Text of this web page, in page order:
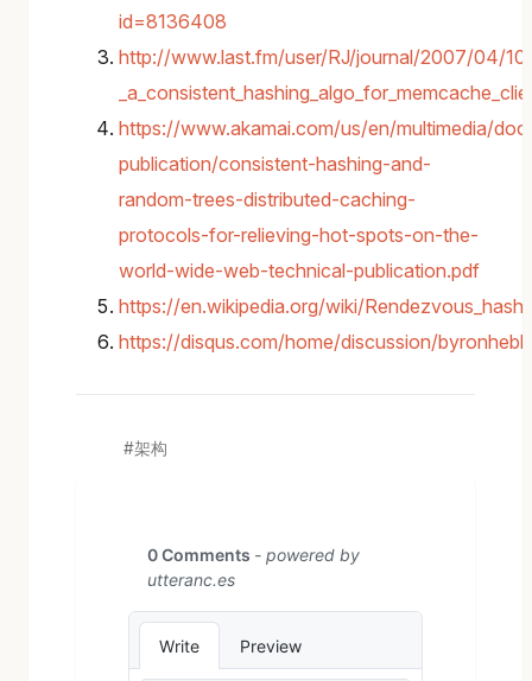
id=8136408
http://www.last.fm/user/RJ/journal/2007/04/
https://www.akamai.com/us/en/multimedia/
publication/consistent-hashing-and-
random-trees-distributed-caching-
protocols-for-relieving-hot-spots-on-the-
world-wide-web-technical-publication.pdf
https://en.wikipedia.org/wiki/
https://disqus.com/home/discussion/
架构